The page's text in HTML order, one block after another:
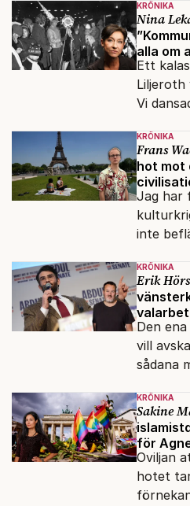
KRÖNIKA
Nina
alla om
Ett
Liljeroth
Vi
KRÖNIKA
Frans
hot mot
Jag har
inte
KRÖNIKA
Erik
Den
vill
sådana
vänner.
KRÖNIKA
Sakine
för
Oviljan
hotet